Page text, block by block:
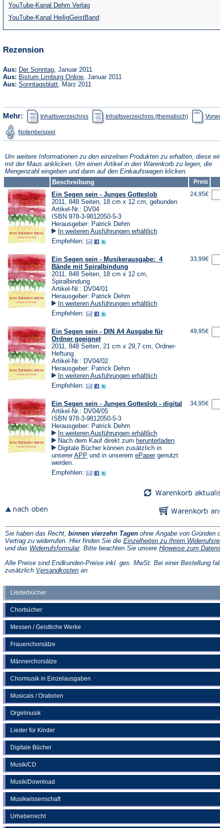
Liederbücher
Chorbücher
Messen / Geistliche Werke
Frauenchorsätze
Männerchorsätze
Chormusik in Einzelausgaben
Musicals / Oratorien
Orgelmusik
Lieder für Kinder
Digitale Bücher
Musik/CD
Musik/Download
Musikwissenschaft
Urheberrecht
YouTube-Kanal Dehm Verlag(Öffnet
in
einem
YouTube-Kanal HeiligGeistBand(Öffnet
in
Rezension
Aus: Der Sonntag(Öffnet
in
einem
neuen
, Januar 2011
Aus: Bistum Limburg Online(Öffnet
in
, Januar 2011
Aus: Sonntagsblatt(Öffnet
, März 2011
Mehr: Inhaltsverzeichnis
(Öffnet
in
einem
Tab)
Inhaltsverzeichnis (thematisch)
(Öffnet
in
einem
Tab)
Notenbeispiel in
einem
Tab)
Um weitere Informationen zu den einzelnen Produkten zu erhalten, diese
mit der Maus anklicken. Um einen Artikel in den Warenkorb zu legen, die
Mengenzahl eingeben und dann auf den Einkaufswagen klicken.
Beschreibung
Preis
Ein Segen sein - Junges Gotteslob
2011, 848 Seiten, 18 cm x 12 cm, gebunden
Artikel-Nr.: DV04
ISBN 978-3-9812050-5-3
Herausgeber: Patrick Dehm
In weiteren Ausführungen erhältlich
Empfehlen:
24,95€
Ein Segen sein - Musikerausgabe: 4
Bände mit Spiralbindung
2011, 848 Seiten, 18 cm x 12 cm,
Spiralbindung
Artikel-Nr.: DV04/01
Herausgeber: Patrick Dehm
In weiteren Ausführungen erhältlich
Empfehlen:
33,99€
Ein Segen sein - DIN A4 Ausgabe für
Ordner geeignet
2011, 848 Seiten, 21 cm x 29,7 cm, Ordner-
Heftung
Artikel-Nr.: DV04/02
Herausgeber: Patrick Dehm
In weiteren Ausführungen erhältlich
Empfehlen:
49,95€
Ein Segen sein - Junges Gotteslob - digital
Artikel-Nr.: DV04/05
ISBN 978-3-9812050-5-3
Herausgeber: Patrick Dehm
In weiteren Ausführungen erhältlich
Nach dem Kauf direkt zum herunterladen(Öffnet
einem
.
Digitale Bücher können zusätzlich in
unsererAPP (Öffnet
neuen
und in unserem ePaper(Öffnet
genutzt
werden.
Empfehlen:
34,95€
Sie haben das Recht, binnen vierzehn Tagen ohne Angabe von Gründen
Vertrag zu widerrufen. Hier finden Sie die Einzelheiten zu Ihrem
und das Widerrufsformular(Öffnet
einem
neuen
. Bitte beachten Sie unsere Hinweise zum
Alle Preise sind Endkunden-Preise inkl. ges. MwSt. Bei einer Bestellung
zusätzlich Versandkosten(Öffnet
an.